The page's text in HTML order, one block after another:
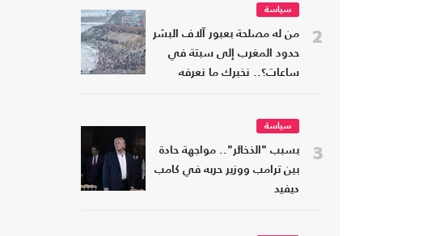
2
سياسة
من له مصلحة بعبور آلاف البشر
حدود المغرب إلى سبتة في
ساعات؟.. نخبرك ما نعرفه
3
سياسة
بسبب "الذخائر".. مواجهة حادة
بين ترامب ووزير حربه في كامب
ديفيد